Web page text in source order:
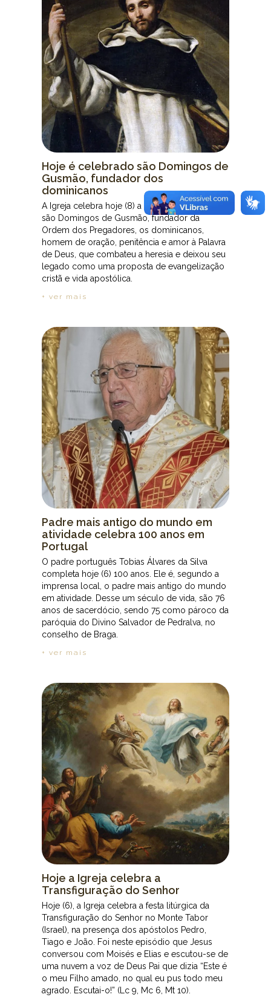
Hoje é celebrado são Domingos de
Gusmão, fundador dos
dominicanos
A Igreja celebra hoje (8) a memória litúrgica de
são Domingos de Gusmão, fundador da
Ordem dos Pregadores, os dominicanos,
homem de oração, penitência e amor à Palavra
de Deus, que combateu a heresia e deixou seu
legado como uma proposta de evangelização
cristã e vida apostólica.
+ ver mais
Padre mais antigo do mundo em
atividade celebra 100 anos em
Portugal
O padre português Tobias Álvares da Silva
completa hoje (6) 100 anos. Ele é, segundo a
imprensa local, o padre mais antigo do mundo
em atividade. Desse um século de vida, são 76
anos de sacerdócio, sendo 75 como pároco da
paróquia do Divino Salvador de Pedralva, no
conselho de Braga.
+ ver mais
Hoje a Igreja celebra a
Transfiguração do Senhor
Hoje (6), a Igreja celebra a festa litúrgica da
Transfiguração do Senhor no Monte Tabor
(Israel), na presença dos apóstolos Pedro,
Tiago e João. Foi neste episódio que Jesus
conversou com Moisés e Elias e escutou-se de
uma nuvem a voz de Deus Pai que dizia “Este é
o meu Filho amado, no qual eu pus todo meu
agrado. Escutai-o!” (Lc 9, Mc 6, Mt 10).